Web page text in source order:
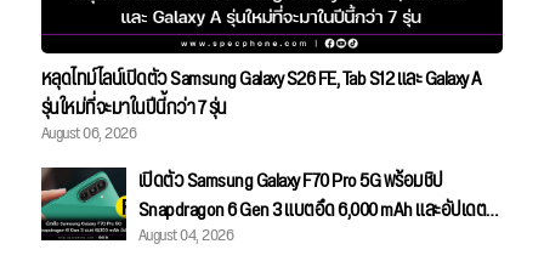
หลุดไทม์ไลน์เปิดตัว Samsung Galaxy S26 FE, Tab S12 และ Galaxy A
รุ่นใหม่ที่จะมาในปีนี้กว่า 7 รุ่น
August 06, 2026
เปิดตัว Samsung Galaxy F70 Pro 5G พร้อมชิป
Snapdragon 6 Gen 3 แบตอึด 6,000 mAh และอัปเดตได้
ยาว 6 ปี
August 04, 2026